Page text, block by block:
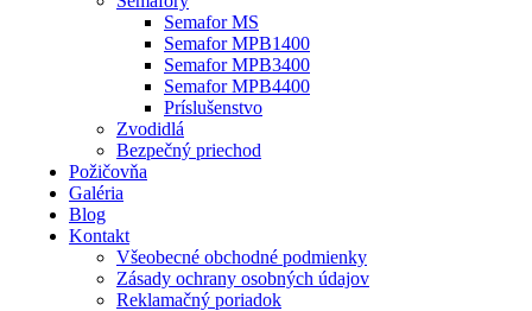
Semafor MS
Semafor MPB1400
Semafor MPB3400
Semafor MPB4400
Príslušenstvo
Zvodidlá
Bezpečný priechod
Požičovňa
Galéria
Blog
Kontakt
Všeobecné obchodné podmienky
Zásady ochrany osobných údajov
Reklamačný poriadok